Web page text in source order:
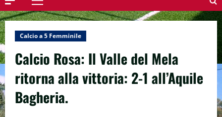
Menu
principale
Calcio a 5 Femminile
Calcio Rosa: Il Valle del Mela
ritorna alla vittoria: 2-1 all’Aquile
Bagheria.